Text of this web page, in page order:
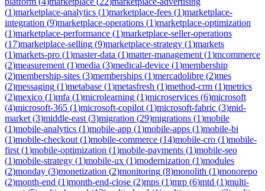
(1)marketplace-analytics (1)marketplace-fees (1)marketplace-
integration (9)marketplace-operations (1)marketplace-optimization
(1)marketplace-performance (1)marketplace-seller-operations
(17)marketplace-selling (9)marketplace-strategy (1)markets
(1)markets-pro (1)master-data (1)matter-management (1)mcommerce
(2)measurement (1)media (3)medical-device (1)membership
(2)membership-sites (3)memberships (1)mercadolibre (2)mes
(2)messaging (1)metabase (1)metasfresh (1)method-crm (1)metrics
(2)mexico (1)mfa (1)microlearning (1)microservices (6)microsoft
(4)microsoft-365 (1)microsoft-copilot (1)microsoft-fabric (3)mid-
market (3)middle-east (3)migration (29)migrations (1)mobile
(1)mobile-analytics (1)mobile-app (1)mobile-apps (1)mobile-bi
(1)mobile-checkout (1)mobile-commerce (14)mobile-cro (1)mobile-
first (1)mobile-optimization (1)mobile-payments (1)mobile-seo
(1)mobile-strategy (1)mobile-ux (1)modernization (1)modules
(2)monday (3)monetization (2)monitoring (8)monolith (1)monorepo
(2)month-end (1)month-end-close (2)mps (1)mrp (6)mtd (1)multi-